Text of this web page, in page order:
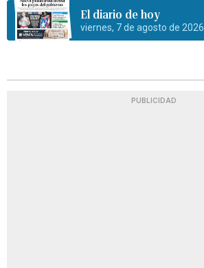
El diario de hoy
viernes, 7 de agosto de 2026
PUBLICIDAD